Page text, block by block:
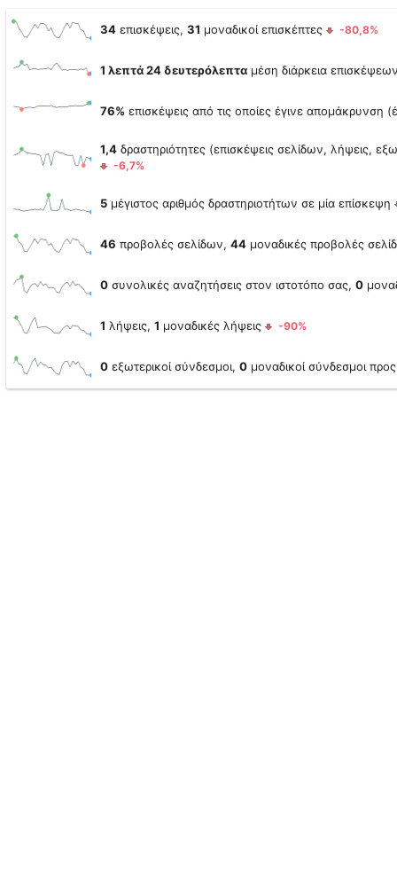
34 επισκέψεις, 31 μοναδικοί επισκέπτες -80,8%
1 λεπτά 24 δευτερόλεπτα μέση διάρκεια
76% επισκέψεις από τις οποίες έγινε
1,4 δραστηριότητες (επισκέψεις σελίδων, λήψεις,
-6,7%
5 μέγιστος αριθμός δραστηριοτήτων σε μία επίσκεψη
46 προβολές σελίδων, 44 μοναδικές προβολές
0 συνολικές αναζητήσεις στον ιστοτόπο σας, 0
1 λήψεις, 1 μοναδικές λήψεις -90%
0 εξωτερικοί σύνδεσμοι, 0 μοναδικοί σύνδεσμοι